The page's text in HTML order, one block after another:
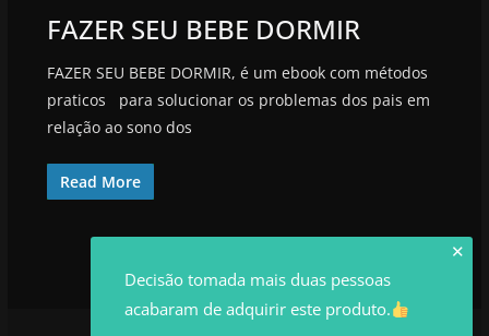
FAZER SEU BEBE DORMIR
FAZER SEU BEBE DORMIR, é um ebook com métodos
praticos para solucionar os problemas dos pais em
relação ao sono dos
Read More
✕
Decisão tomada mais duas pessoas
acabaram de adquirir este produto.